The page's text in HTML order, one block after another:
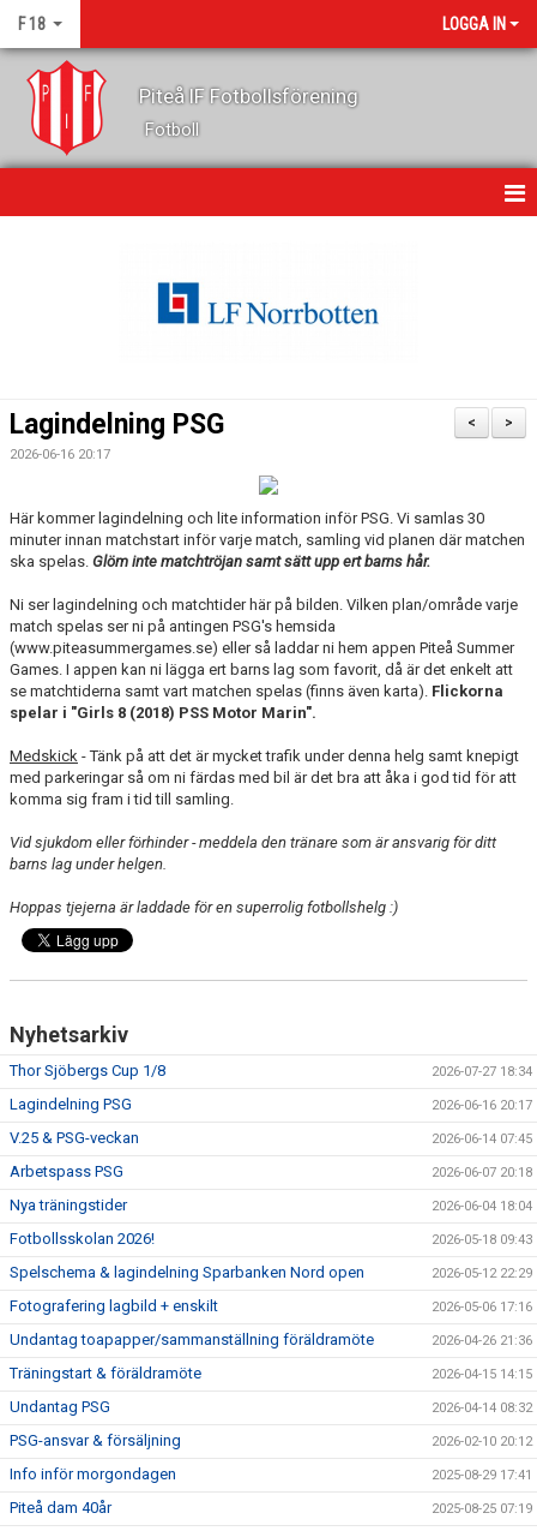
F 18 LOGGA IN
Piteå IF Fotbollsförening
Fotboll
TRUPPEN
DOKUMENT
KONTAKT
GÄSTBOK
>
<
Lagindelning PSG
2026-06-16 20:17
Här kommer lagindelning och lite information inför PSG. Vi samlas 30
minuter innan matchstart inför varje match, samling vid planen där matchen
ska spelas. Glöm inte matchtröjan samt sätt upp ert barns hår.
Ni ser lagindelning och matchtider här på bilden. Vilken plan/område varje
match spelas ser ni på antingen PSG's hemsida
(www.piteasummergames.se) eller så laddar ni hem appen Piteå Summer
Games. I appen kan ni lägga ert barns lag som favorit, då är det enkelt att
se matchtiderna samt vart matchen spelas (finns även karta). Flickorna
spelar i "Girls 8 (2018) PSS Motor Marin".
Medskick - Tänk på att det är mycket trafik under denna helg samt knepigt
med parkeringar så om ni färdas med bil är det bra att åka i god tid för att
komma sig fram i tid till samling.
Vid sjukdom eller förhinder - meddela den tränare som är ansvarig för ditt
barns lag under helgen.
Hoppas tjejerna är laddade för en superrolig fotbollshelg :)
Nyhetsarkiv
Thor Sjöbergs Cup 1/8 2026-07-27 18:34
Lagindelning PSG 2026-06-16 20:17
V.25 & PSG-veckan 2026-06-14 07:45
Arbetspass PSG 2026-06-07 20:18
Nya träningstider 2026-06-04 18:04
Fotbollsskolan 2026! 2026-05-18 09:43
Spelschema & lagindelning Sparbanken Nord open 2026-05-12 22:29
Fotografering lagbild + enskilt 2026-05-06 17:16
Undantag toapapper/sammanställning föräldramöte 2026-04-26 21:36
Träningstart & föräldramöte 2026-04-15 14:15
Undantag PSG 2026-04-14 08:32
PSG-ansvar & försäljning 2026-02-10 20:12
Info inför morgondagen 2025-08-29 17:41
Piteå dam 40år 2025-08-25 07:19